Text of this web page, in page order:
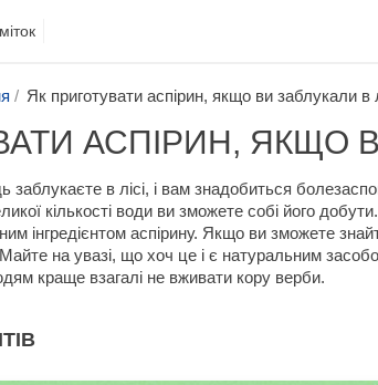
Як приготувати аспірин, якщо ви заблукали в
АСПІРИН, ЯКЩО
в лісі, і вам знадобиться
кількості води ви зможете собі його
інгредієнтом аспірину. Якщо ви зможете
на увазі, що хоч це і є натуральним
краще взагалі не вживати кору верби.